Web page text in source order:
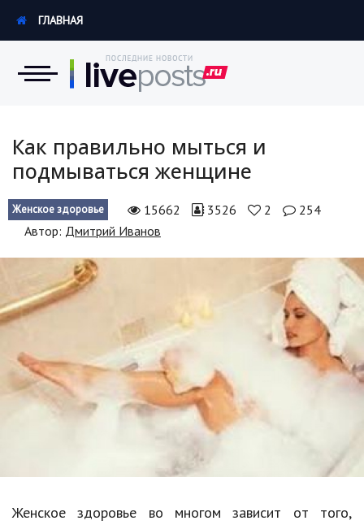
Экономика
Происшествия
Россия
Наука и техника
Политика
Образование
В мире
Авто, мото
Спорт
ГЛАВНАЯ
Как правильно мыться и
подмываться женщине
Женское здоровье 15662 3526 2
254
Автор: Дмитрий Иванов
Женское здоровье во многом зависит от того,